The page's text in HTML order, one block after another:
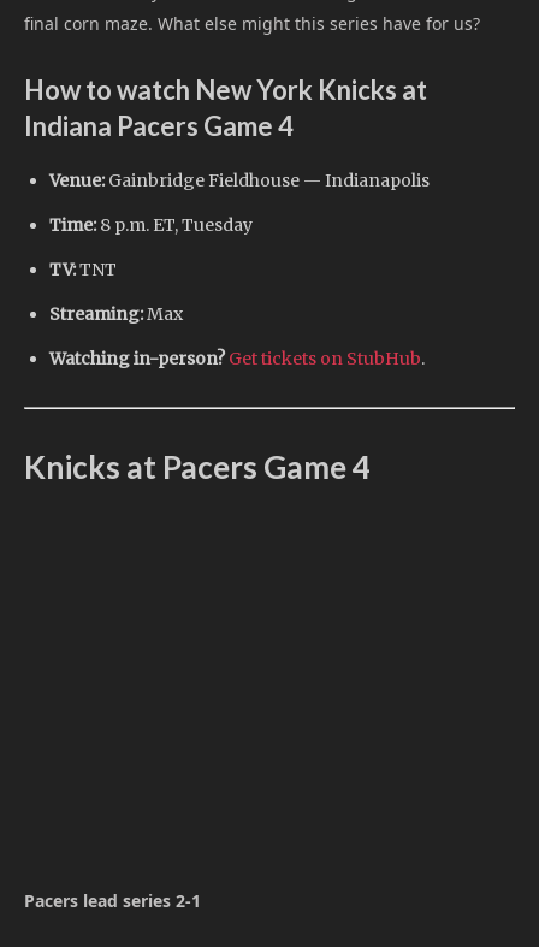
final corn maze. What else might this series have for us?
How to watch New York Knicks at
Indiana Pacers Game 4
Venue: Gainbridge Fieldhouse — Indianapolis
Time: 8 p.m. ET, Tuesday
TV:TNT
Streaming:Max
Watching in-person? Get tickets on StubHub.
Knicks at Pacers Game 4
Pacers lead series 2-1